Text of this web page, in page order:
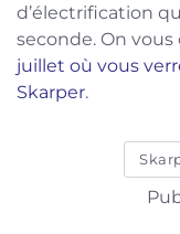
d’électrification
seconde. On vous
juillet où vous
Skarper.